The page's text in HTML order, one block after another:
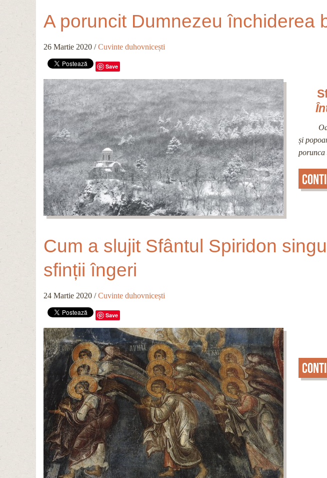
A poruncit Dumnezeu închiderea
26 Martie 2020 /Cuvinte duhovnicești
Save
Oare
și
porunca
Cum a slujit Sfântul Spiridon
sfinții îngeri
24 Martie 2020 /Cuvinte duhovnicești
Save